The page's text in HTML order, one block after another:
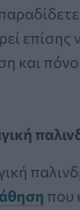
επίσης
και
που